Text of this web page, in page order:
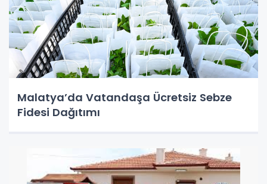
Malatya’da Vatandaşa Ücretsiz Sebze
Fidesi Dağıtımı